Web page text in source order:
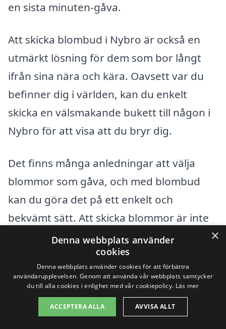
en sista minuten-gåva.
Att skicka blombud i Nybro är också en
utmärkt lösning för dem som bor långt
ifrån sina nära och kära. Oavsett var du
befinner dig i världen, kan du enkelt
skicka en välsmakande bukett till någon i
Nybro för att visa att du bryr dig.
Det finns många anledningar att välja
blommor som gåva, och med blombud
kan du göra det på ett enkelt och
bekvämt sätt. Att skicka blommor är inte
bara en gåva; det är en reflektion av dina
känslor och en personlig gest av
omtanke. Oavsett om det är till ett
firande, ett uttryck för medkänsla eller
bara för att sprida lite extra glädje, är
×
Denna webbplats använder
cookies
Denna webbplats använder cookies för att förbättra
användarupplevelsen. Genom att använda vår webbplats samtycker
du till alla cookies i enlighet med vår cookiepolicy. Läs mer
ACCEPTERA ALLA AVVISA ALLT